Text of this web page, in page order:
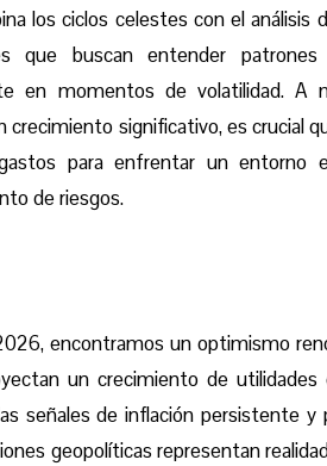
los ciclos celestes con el análisis
que buscan entender patrones
en momentos de volatilidad. A
crecimiento significativo, es crucial
para enfrentar un entorno
de riesgos.
encontramos un optimismo
un crecimiento de utilidades
señales de inflación persistente y
geopolíticas representan